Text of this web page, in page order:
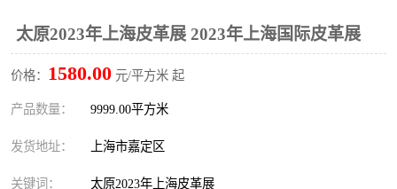
太原2023年上海皮革展 2023年上海国际皮革展
价格： 1580.00 元/平方米 起
产品数量： 9999.00平方米
发货地址： 上海市嘉定区
关键词： 太原2023年上海皮革展